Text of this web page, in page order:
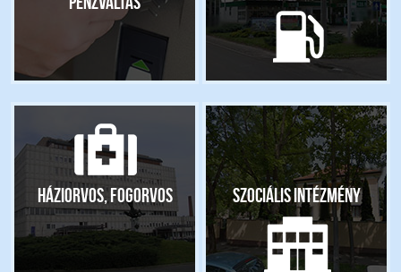
Háziorvos, fogorvos Szociális intézmény